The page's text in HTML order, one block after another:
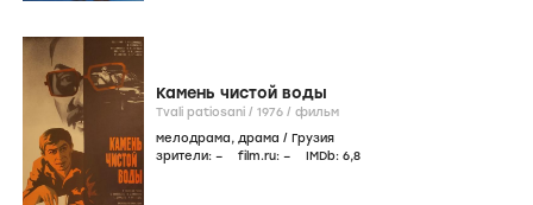
Камень чистой воды
Tvali patiosani / 1976 / фильм
мелодрама, драма / Грузия
зрители: – film.ru: – IMDb: 6,8